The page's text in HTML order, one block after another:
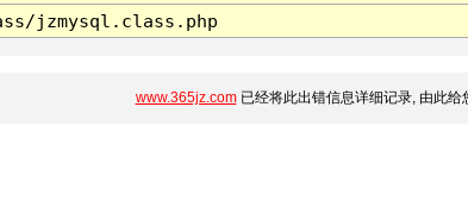
jzmysql.class.php
www.365jz.com已经将此出错信息详细记录, 由此给